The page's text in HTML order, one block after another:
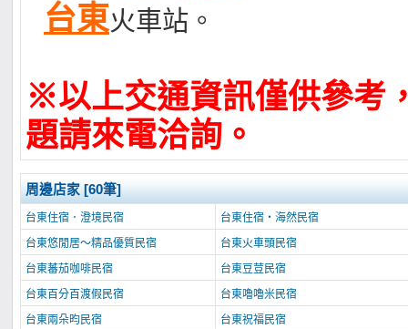
台東火車站。
※以上交通資訊僅供參考
題請來電洽詢。
周邊店家 [60筆]
台東住宿．澄境民宿
台東住宿‧海然民宿
台東悠閒居～精品優質民宿
台東火車頭民宿
台東蕃茄咖啡民宿
台東豆荳民宿
台東百分百渡假民宿
台東嚕嚕米民宿
台東兩朵昀民宿
台東祝福民宿